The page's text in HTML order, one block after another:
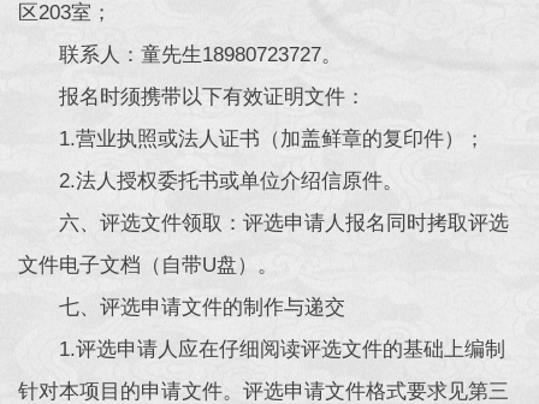
区203室；
联系人：童先生18980723727。
报名时须携带以下有效证明文件：
1.营业执照或法人证书（加盖鲜章的复印件）；
2.法人授权委托书或单位介绍信原件。
六、评选文件领取：评选申请人报名同时拷取评选
文件电子文档（自带U盘）。
七、评选申请文件的制作与递交
1.评选申请人应在仔细阅读评选文件的基础上编制
针对本项目的申请文件。评选申请文件格式要求见第三